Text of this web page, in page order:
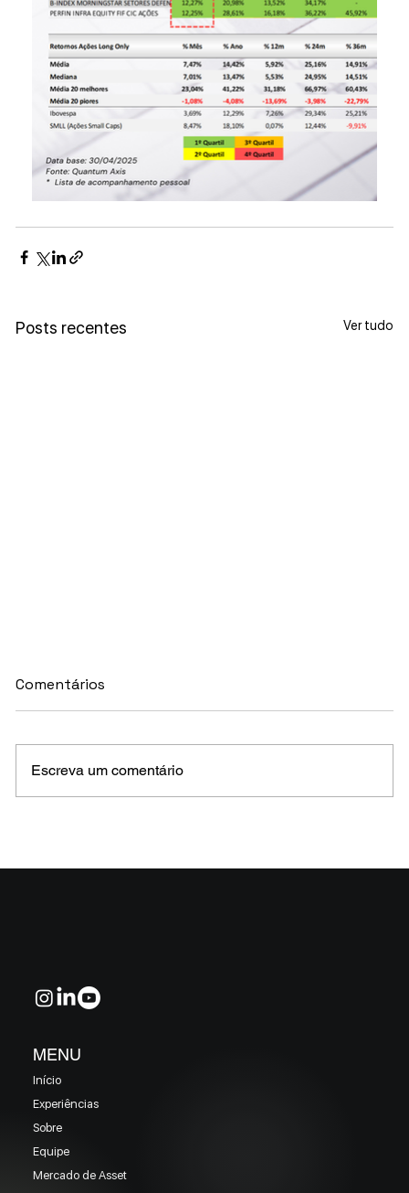
Posts recentes Ver tudo
Comentários
Escreva um comentário
Início
Experiências
Sobre
Equipe
Mercado de Asset
MENU